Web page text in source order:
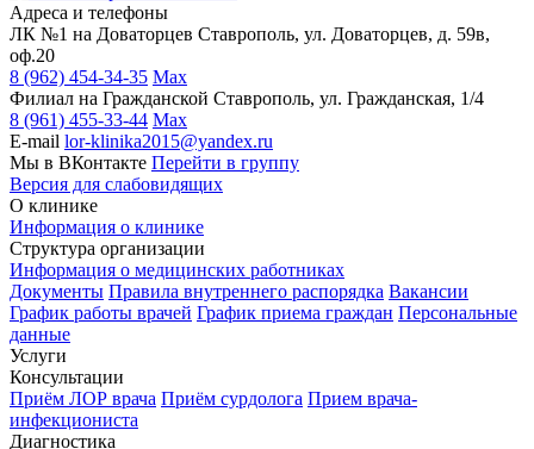
Адреса и телефоны
ЛК №1 на Доваторцев Ставрополь, ул. Доваторцев, д. 59в,
оф.20
8 (962) 454-34-35 Max
Филиал на Гражданской Ставрополь, ул. Гражданская, 1/4
8 (961) 455-33-44 Max
E-mail lor-klinika2015@yandex.ru
Мы в ВКонтакте Перейти в группу
Версия для слабовидящих
О клинике
Информация о клинике
Структура организации
Информация о медицинских работниках
Документы Правила внутреннего распорядка Вакансии
График работы врачей График приема граждан Персональные
данные
Услуги
Консультации
Приём ЛОР врача Приём сурдолога Прием врача-
инфекциониста
Диагностика